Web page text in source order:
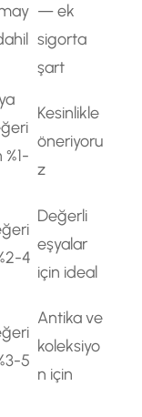
— ek
sigorta
şart
%1-
Kesinlikle
öneriyoru
z
4
Değerli
eşyalar
için ideal
5
Antika ve
koleksiyo
n için